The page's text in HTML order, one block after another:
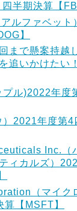
半期決算【FB
ルファベット
】
まで懸案持越
追いかけたい
ル)2022年度
2021年度第4
Inc.（
ィカルズ）
（マイク
【MSFT】